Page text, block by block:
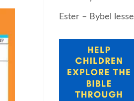
Ester – Bybel lesse